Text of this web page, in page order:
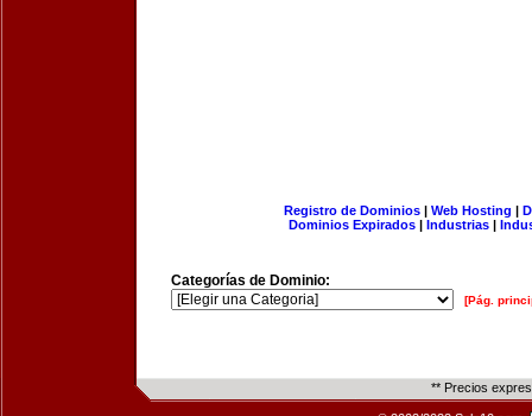
Registro de Dominios| Web Hosting |
Dominios Expirados | Industrias |
Categorías de Dominio:
[Pág.
** Precios